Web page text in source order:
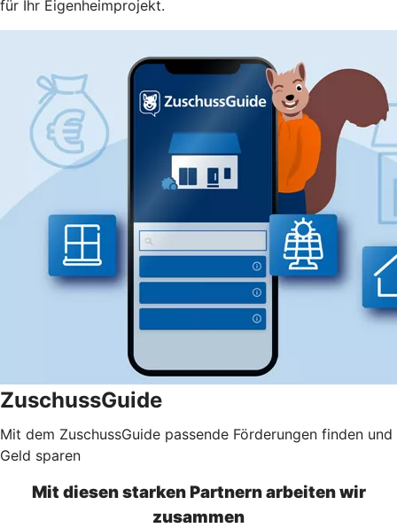
für Ihr Eigenheimprojekt.
ZuschussGuide
Mit dem ZuschussGuide passende Förderungen finden und
Geld sparen
Mit diesen starken Partnern arbeiten wir
zusammen